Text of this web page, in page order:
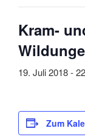
Kram-
19. Juli 2018-
Zum